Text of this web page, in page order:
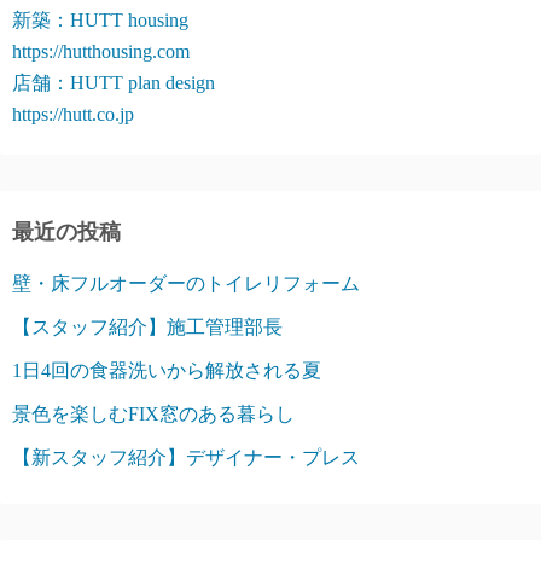
新築：HUTT housing
https://hutthousing.com
店舗：HUTT plan design
https://hutt.co.jp
最近の投稿
壁・床フルオーダーのトイレリフォーム
【スタッフ紹介】施工管理部長
1日4回の食器洗いから解放される夏
景色を楽しむFIX窓のある暮らし
【新スタッフ紹介】デザイナー・プレス